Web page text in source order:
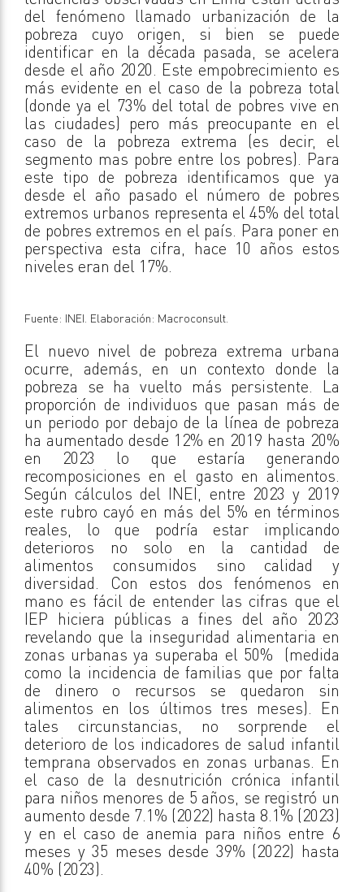
del fenómeno llamado urbanización de la
pobreza cuyo origen, si bien se puede
identificar en la década pasada, se acelera
desde el año 2020. Este empobrecimiento es
más evidente en el caso de la pobreza total
(donde ya el 73% del total de pobres vive en
las ciudades) pero más preocupante en el
caso de la pobreza extrema (es decir, el
segmento mas pobre entre los pobres). Para
este tipo de pobreza identificamos que ya
desde el año pasado el número de pobres
extremos urbanos representa el 45% del total
de pobres extremos en el país. Para poner en
perspectiva esta cifra, hace 10 años estos
niveles eran del 17%.
Fuente: INEI. Elaboración: Macroconsult.
El nuevo nivel de pobreza extrema urbana
ocurre, además, en un contexto donde la
pobreza se ha vuelto más persistente. La
proporción de individuos que pasan más de
un periodo por debajo de la línea de pobreza
ha aumentado desde 12% en 2019 hasta 20%
en 2023 lo que estaría generando
recomposiciones en el gasto en alimentos.
Según cálculos del INEI, entre 2023 y 2019
este rubro cayó en más del 5% en términos
reales, lo que podría estar implicando
deterioros no solo en la cantidad de
alimentos consumidos sino calidad y
diversidad. Con estos dos fenómenos en
mano es fácil de entender las cifras que el
IEP hiciera públicas a fines del año 2023
revelando que la inseguridad alimentaria en
zonas urbanas ya superaba el 50% (medida
como la incidencia de familias que por falta
de dinero o recursos se quedaron sin
alimentos en los últimos tres meses). En
tales circunstancias, no sorprende el
deterioro de los indicadores de salud infantil
temprana observados en zonas urbanas. En
el caso de la desnutrición crónica infantil
para niños menores de 5 años, se registró un
aumento desde 7.1% (2022) hasta 8.1% (2023)
y en el caso de anemia para niños entre 6
meses y 35 meses desde 39% (2022) hasta
40% (2023).